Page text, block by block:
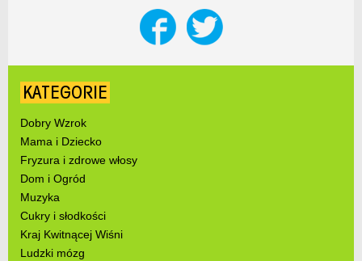
KATEGORIE
Dobry Wzrok
Mama i Dziecko
Fryzura i zdrowe włosy
Dom i Ogród
Muzyka
Cukry i słodkości
Kraj Kwitnącej Wiśni
Ludzki mózg